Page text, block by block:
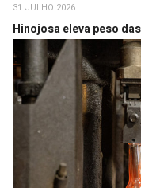
31 JULHO 2026
Hinojosa eleva peso